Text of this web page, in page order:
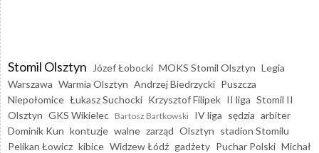
Stomil Olsztyn Józef Łobocki MOKS Stomil Olsztyn Legia
Warszawa Warmia Olsztyn Andrzej Biedrzycki Puszcza
Niepołomice Łukasz Suchocki Krzysztof Filipek II liga Stomil II
Olsztyn GKS Wikielec Bartosz Bartkowski IV liga sędzia arbiter
Dominik Kun kontuzje walne zarząd Olsztyn stadion Stomilu
Pelikan Łowicz kibice Widzew Łódź gadżety Puchar Polski Michał